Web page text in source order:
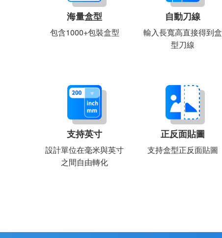
海量盒型
包含1000+包裝盒型
自動刀線
輸入長寬高直接得到盒
型刀線
支持英寸
設計單位在毫米與英寸
之間自由轉化
正反面貼圖
支持盒型正反面貼圖